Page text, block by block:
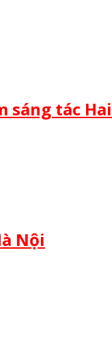
sáng tác
Nội